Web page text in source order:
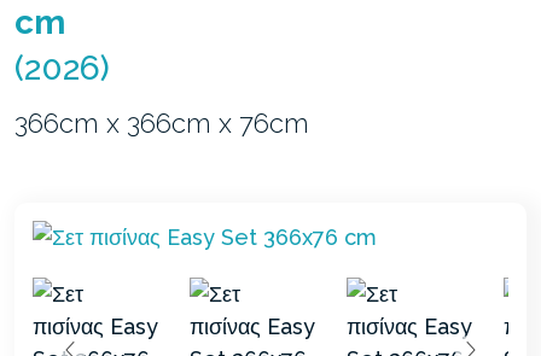
cm
(2026)
366cm x 366cm x 76cm